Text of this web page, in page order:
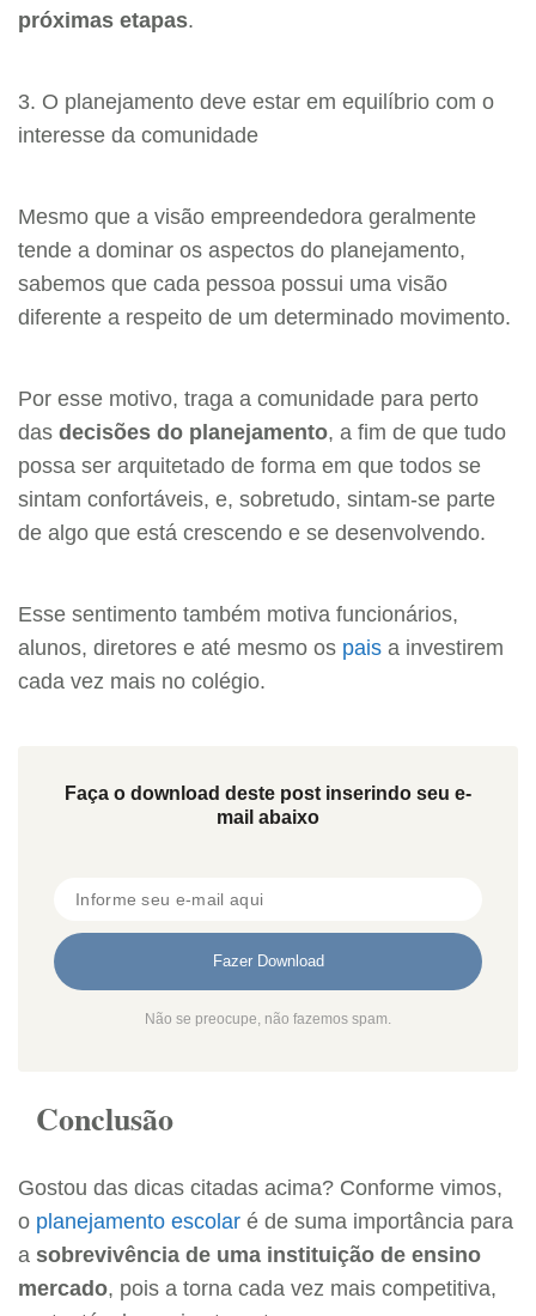
próximas etapas.
3. O planejamento deve estar em equilíbrio com o
interesse da comunidade
Mesmo que a visão empreendedora geralmente
tende a dominar os aspectos do planejamento,
sabemos que cada pessoa possui uma visão
diferente a respeito de um determinado movimento.
Por esse motivo, traga a comunidade para perto
das decisões do planejamento, a fim de que tudo
possa ser arquitetado de forma em que todos se
sintam confortáveis, e, sobretudo, sintam-se parte
de algo que está crescendo e se desenvolvendo.
Esse sentimento também motiva funcionários,
alunos, diretores e até mesmo os pais a investirem
cada vez mais no colégio.
Faça o download deste post inserindo seu e-
mail abaixo
Não se preocupe, não fazemos spam.
Conclusão
Gostou das dicas citadas acima? Conforme vimos,
o planejamento escolar é de suma importância para
a sobrevivência de uma instituição de ensino
mercado, pois a torna cada vez mais competitiva,